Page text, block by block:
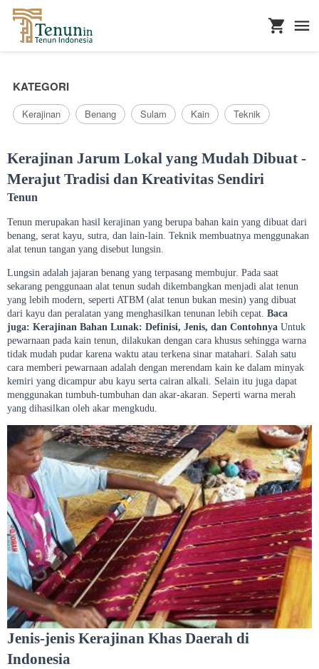
KATEGORI
Kerajinan Benang Sulam Kain Teknik
Kerajinan Jarum Lokal yang Mudah Dibuat -
Merajut Tradisi dan Kreativitas Sendiri
Tenun
Tenun merupakan hasil kerajinan yang berupa bahan kain yang dibuat dari
benang, serat kayu, sutra, dan lain-lain. Teknik membuatnya menggunakan
alat tenun tangan yang disebut lungsin.
Lungsin adalah jajaran benang yang terpasang membujur. Pada saat
sekarang penggunaan alat tenun sudah dikembangkan menjadi alat tenun
yang lebih modern, seperti ATBM (alat tenun bukan mesin) yang dibuat
dari kayu dan peralatan yang menghasilkan tenunan lebih cepat. Baca
juga: Kerajinan Bahan Lunak: Definisi, Jenis, dan Contohnya Untuk
pewarnaan pada kain tenun, dilakukan dengan cara khusus sehingga warna
tidak mudah pudar karena waktu atau terkena sinar matahari. Salah satu
cara memberi pewarnaan adalah dengan merendam kain ke dalam minyak
kemiri yang dicampur abu kayu serta cairan alkali. Selain itu juga dapat
menggunakan tumbuh-tumbuhan dan akar-akaran. Seperti warna merah
yang dihasilkan oleh akar mengkudu.
Jenis-jenis Kerajinan Khas Daerah di
Indonesia